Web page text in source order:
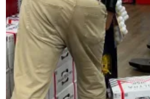
スロットは、日本で最も好まれ
ルレット
ルレットはシンプルでわかりや
カードゲーム・トランプ・ビデ
これらの遊びは単純な運だけで